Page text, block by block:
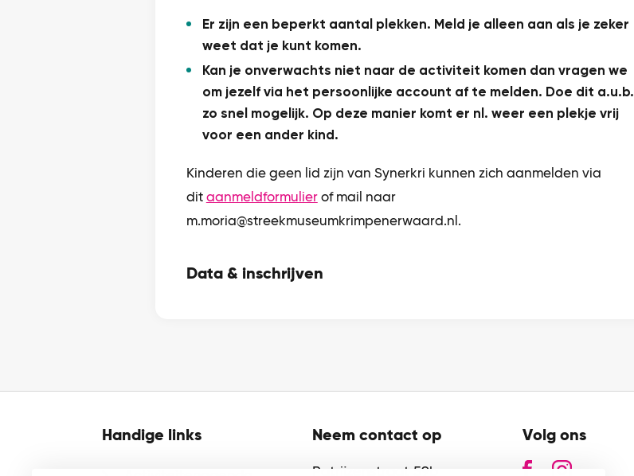
Er zijn een beperkt aantal plekken. Meld je alleen aan als je zeker
weet dat je kunt komen.
Kan je onverwachts niet naar de activiteit komen dan vragen we
om jezelf via het persoonlijke account af te melden. Doe dit a.u.b.
zo snel mogelijk. Op deze manier komt er nl. weer een plekje vrij
voor een ander kind.
Kinderen die geen lid zijn van Synerkri kunnen zich aanmelden via
dit aanmeldformulierof mail naar
m.moria@streekmuseumkrimpenerwaard.nl.
Data & inschrijven
Handige links Neem contact op
Patrijzenstraat 59b
Volg ons